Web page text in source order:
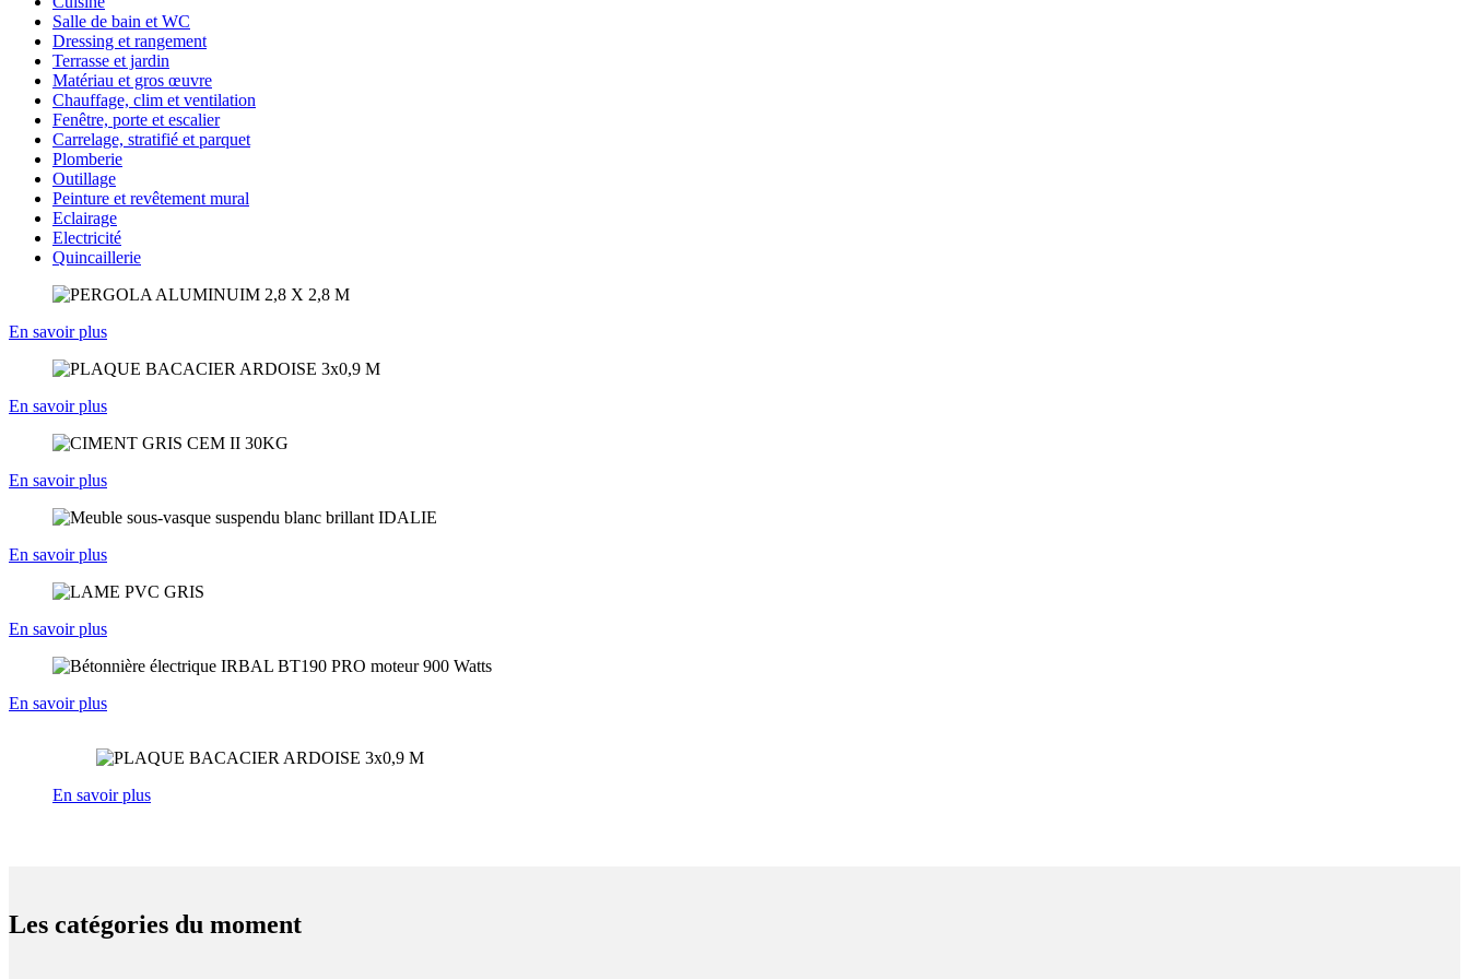
Salle de bain et WC
Dressing et rangement
Terrasse et jardin
Matériau et gros œuvre
Chauffage, clim et ventilation
Fenêtre, porte et escalier
Carrelage, stratifié et parquet
Plomberie
Outillage
Peinture et revêtement mural
Eclairage
Electricité
Quincaillerie
En savoir plus
En savoir plus
En savoir plus
En savoir plus
En savoir plus
En savoir plus
En savoir plus
Les catégories du moment